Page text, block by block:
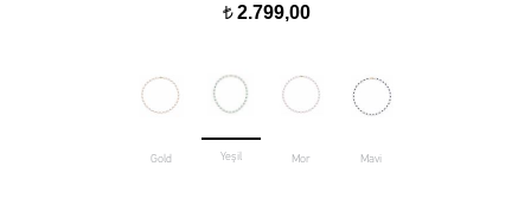
t2.799,00
Gold Yeşil Mor Mavi